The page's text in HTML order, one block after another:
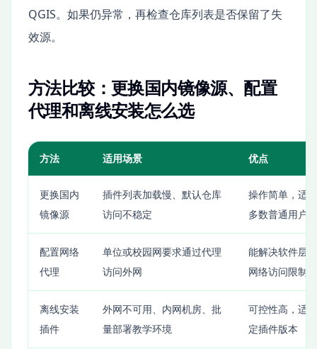
QGIS。如果仍异常，再检查仓库列表是否保留了失
效源。
方法比较：更换国内镜像源、配置
代理和离线安装怎么选
方法 适用场景 优点
更换国内
镜像源
插件列表加载慢、默认仓库
访问不稳定
操作简单，适
多数普通用户
配置网络
代理
单位或校园网要求通过代理
访问外网
能解决软件层
网络访问限制
离线安装
插件
外网不可用、内网机房、批
量部署教学环境
可控性高，适
定插件版本